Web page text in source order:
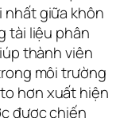
giữa khôn
tài liệu phân
thành viên
môi trường
hơn xuất hiện
được chiến